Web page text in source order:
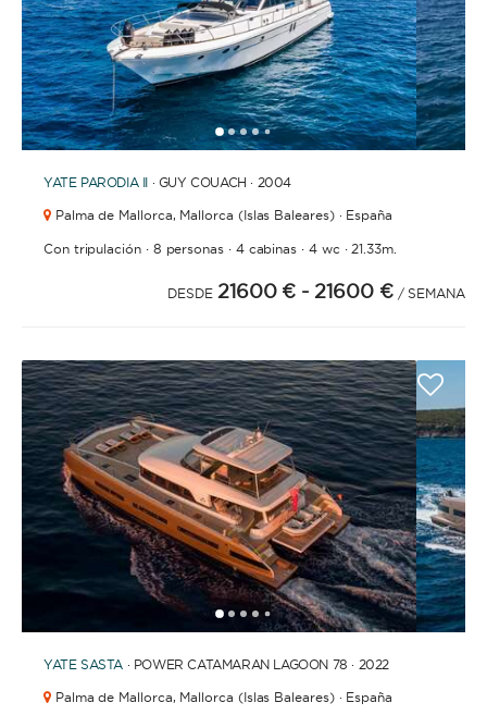
CON TRIPULACIÓN
La opción ideal para los que buscan un servicio y
experiencia de lujo. Una tripulación permanente se
encargará de todas las tareas: navegación,
provisiones, cocina o incluso entretenemiento.
0m. 60m.
CAPACIDAD
BAÑOS
12345 678910111213
YATE PARODIA II · GUY COUACH · 2004
Palma de Mallorca, Mallorca (Islas Baleares) · España
Con tripulación· 8 personas· 4 cabinas · 4 wc· 21.33m.
DESDE 21600 € - 21600 € / SEMANA
12345 67891011121314 15161718
YATE SASTA · POWER CATAMARAN LAGOON 78 · 2022
Palma de Mallorca, Mallorca (Islas Baleares) · España